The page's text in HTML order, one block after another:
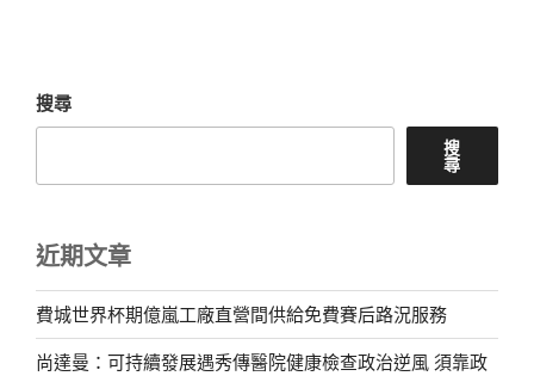
搜尋
搜
尋
近期文章
費城世界杯期億嵐工廠直營間供給免費賽后路況服務
尚達曼：可持續發展遇秀傳醫院健康檢查政治逆風 須靠政